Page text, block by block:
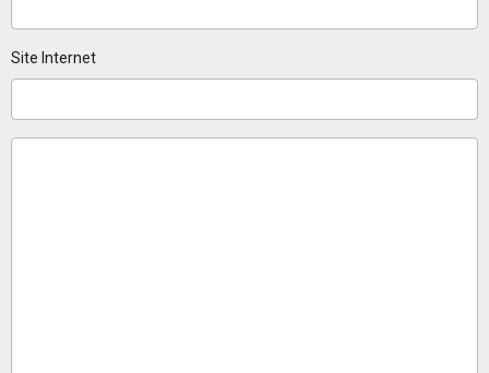
Site Internet